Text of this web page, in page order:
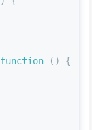
function ( ) {